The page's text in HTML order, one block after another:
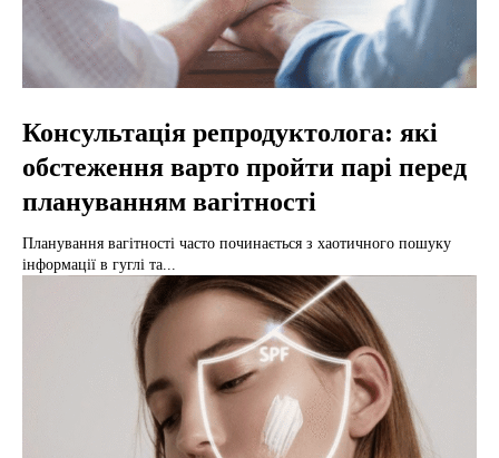
Консультація репродуктолога: які
обстеження варто пройти парі перед
плануванням вагітності
Планування вагітності часто починається з хаотичного пошуку
інформації в гуглі та...